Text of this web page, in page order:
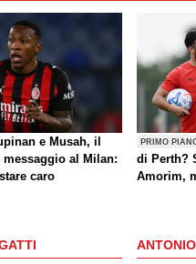
e Musah, il
al Milan:
caro
PRIMO
di Perth?
Amorim,